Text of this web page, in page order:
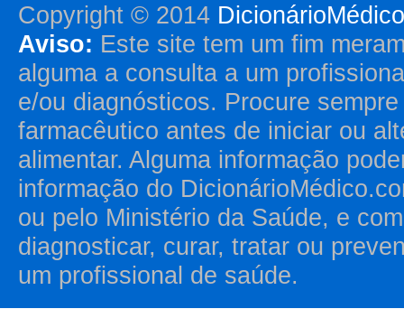
Copyright © 2014
Aviso: Este site tem um fim
alguma a consulta a um
e/ou diagnósticos. Procure
farmacêutico antes de iniciar ou
alimentar. Alguma informação
informação do
ou pelo Ministério da Saúde, e
diagnosticar, curar, tratar ou
um profissional de saúde.